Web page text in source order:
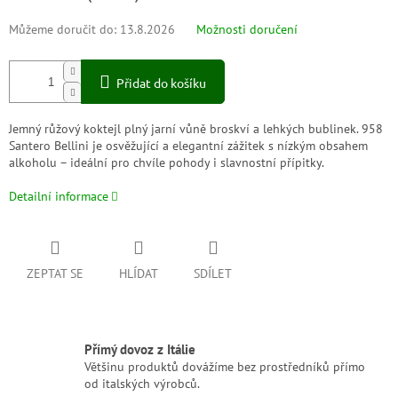
Můžeme doručit do: 13.8.2026 Možnosti doručení
Přidat do košíku
Jemný růžový koktejl plný jarní vůně broskví a lehkých bublinek. 958
Santero Bellini je osvěžující a elegantní zážitek s nízkým obsahem
alkoholu – ideální pro chvíle pohody i slavnostní přípitky.
Detailní informace
ZEPTAT SE HLÍDAT SDÍLET
Přímý dovoz z Itálie
Většinu produktů dovážíme bez prostředníků přímo
od italských výrobců.